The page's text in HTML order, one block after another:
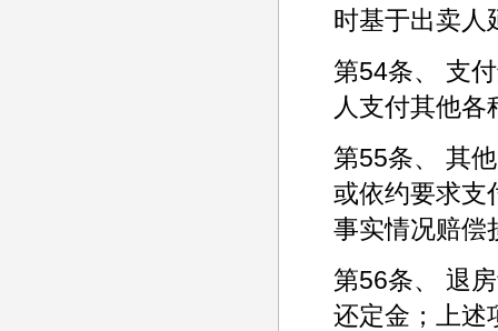
时基于出卖人
第54条、 支
人支付其他各
第55条、 其
或依约要求支
事实情况赔偿
第56条、 退
还定金；上述